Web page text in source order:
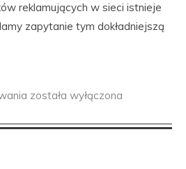
reklamujących w sieci istnieje
zapytanie tym dokładniejszą
została wyłączona